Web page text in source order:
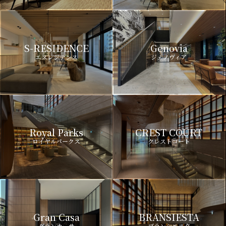
S-RESIDENCE
エスレジデンス
Genovia
ジェノヴィア
Royal Parks
ロイヤルパークス
CREST COURT
クレストコート
Gran Casa BRANSIESTA